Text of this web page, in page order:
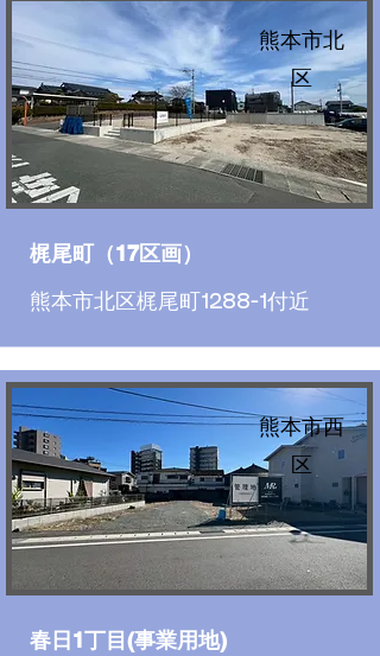
熊本市北
区
梶尾町（17区画）
熊本市北区梶尾町1288-1付近
熊本市西
区
春日1丁目(事業用地)